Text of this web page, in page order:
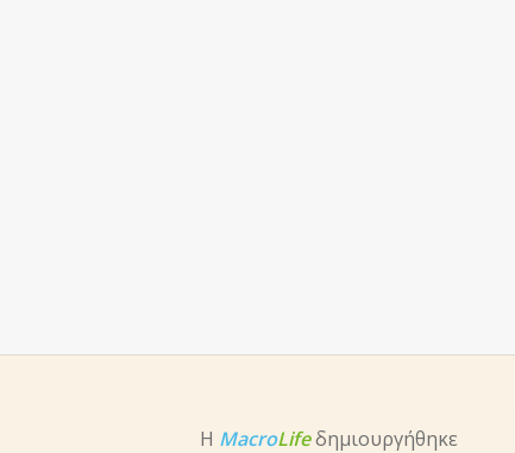
Η MacroLifeδημιουργήθηκε